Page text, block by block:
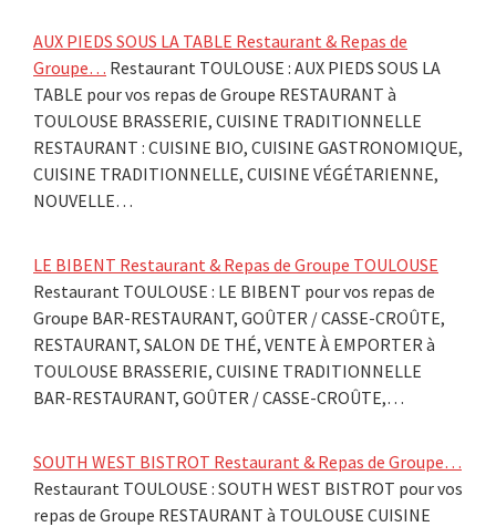
AUX PIEDS SOUS LA TABLE Restaurant & Repas de
Groupe… Restaurant TOULOUSE : AUX PIEDS SOUS LA
TABLE pour vos repas de Groupe RESTAURANT à
TOULOUSE BRASSERIE, CUISINE TRADITIONNELLE
RESTAURANT : CUISINE BIO, CUISINE GASTRONOMIQUE,
CUISINE TRADITIONNELLE, CUISINE VÉGÉTARIENNE,
NOUVELLE…
LE BIBENT Restaurant & Repas de Groupe TOULOUSE
Restaurant TOULOUSE : LE BIBENT pour vos repas de
Groupe BAR-RESTAURANT, GOÛTER / CASSE-CROÛTE,
RESTAURANT, SALON DE THÉ, VENTE À EMPORTER à
TOULOUSE BRASSERIE, CUISINE TRADITIONNELLE
BAR-RESTAURANT, GOÛTER / CASSE-CROÛTE,…
SOUTH WEST BISTROT Restaurant & Repas de Groupe…
Restaurant TOULOUSE : SOUTH WEST BISTROT pour vos
repas de Groupe RESTAURANT à TOULOUSE CUISINE